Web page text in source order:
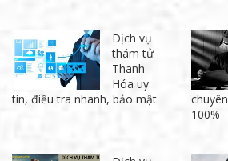
Dịch vụ
thám tử
Thanh
Hóa uy
tín, điều tra nhanh, bảo mật
100%